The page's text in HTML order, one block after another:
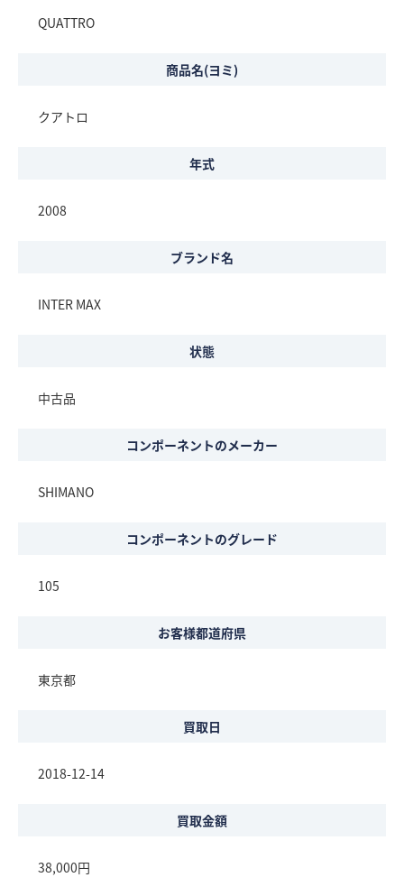
QUATTRO
商品名(ヨミ)
クアトロ
年式
2008
ブランド名
INTER MAX
状態
中古品
コンポーネントのメーカー
SHIMANO
コンポーネントのグレード
105
お客様都道府県
東京都
買取日
2018-12-14
買取金額
38,000円